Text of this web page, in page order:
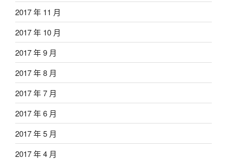
2017 年 11 月
2017 年 10 月
2017 年 9 月
2017 年 8 月
2017 年 7 月
2017 年 6 月
2017 年 5 月
2017 年 4 月